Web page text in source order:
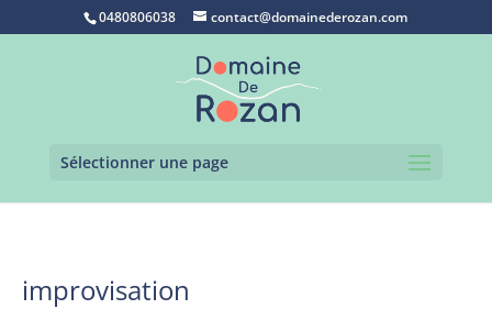
0480806038 contact@domainederozan.com
Sélectionner une page
improvisation